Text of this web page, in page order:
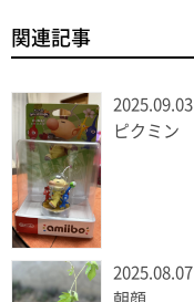
関連記事
2025.09.03
ピクミン
2025.08.07